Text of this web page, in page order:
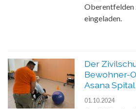
Oberentfelden
eingeladen.
Der
Bewohner-
Asana
01.10.2024